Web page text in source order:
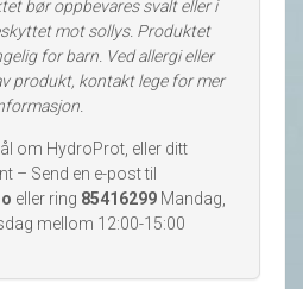
bør oppbevares svalt eller i
mot sollys. Produktet
for barn. Ved allergi eller
produkt, kontakt lege for mer
om HydroProt, eller ditt
– Send en e-post til
eller ring 85416299 Mandag,
mellom 12:00-15:00